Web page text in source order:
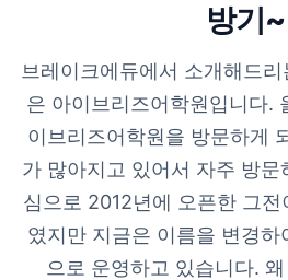
방기~
브레이크에듀에서 소개해드
은 아이브리즈어학원입니다.
이브리즈어학원을 방문하게
가 많아지고 있어서 자주 방
심으로 2012년에 오픈한 그전
였지만 지금은 이름을 변경하
으로 운영하고 있습니다.